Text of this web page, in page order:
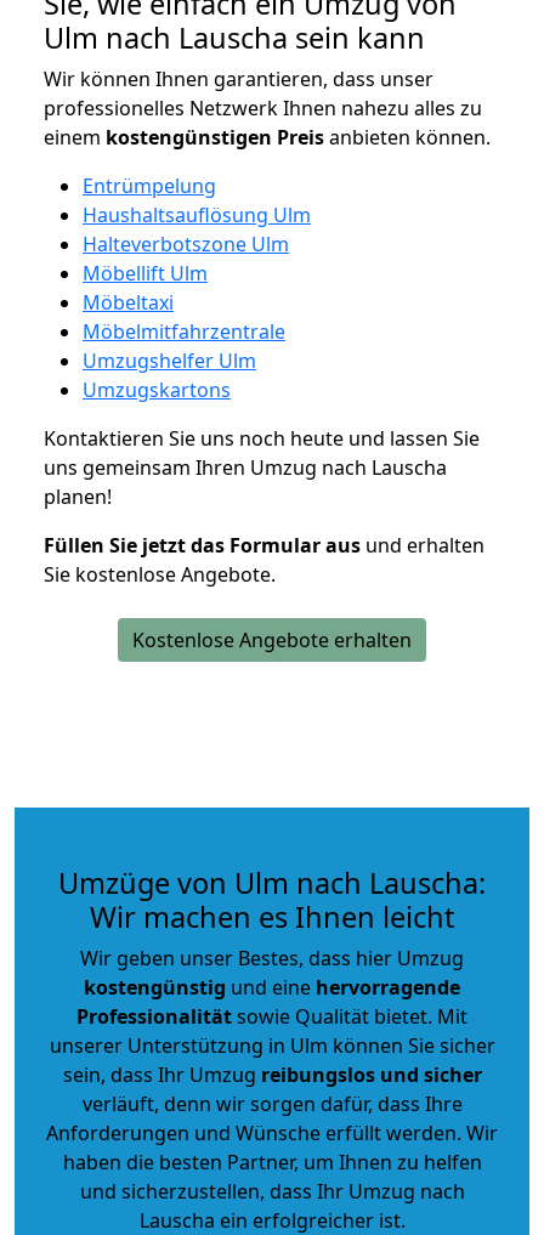
Ulm nach Lauscha sein kann
Wir können Ihnen garantieren, dass unser
professionelles Netzwerk Ihnen nahezu alles zu
einem kostengünstigen Preisanbieten können.
Entrümpelung
Haushaltsauflösung Ulm
Halteverbotszone Ulm
Möbellift Ulm
Möbeltaxi
Möbelmitfahrzentrale
Umzugshelfer Ulm
Umzugskartons
Kontaktieren Sie uns noch heute und lassen Sie
uns gemeinsam Ihren Umzug nach Lauscha
planen!
Füllen Sie jetzt das Formular aus und erhalten
Sie kostenlose Angebote.
Kostenlose Angebote erhalten
Umzüge von Ulm nach Lauscha:
Wir machen es Ihnen leicht
Wir geben unser Bestes, dass hier Umzug
kostengünstig und eine hervorragende
Professionalitätsowie Qualität bietet. Mit
unserer Unterstützung in Ulm können Sie sicher
sein, dass Ihr Umzug reibungslos und sicher
verläuft, denn wir sorgen dafür, dass Ihre
Anforderungen und Wünsche erfüllt werden. Wir
haben die besten Partner, um Ihnen zu helfen
und sicherzustellen, dass Ihr Umzug nach
Lauscha ein erfolgreicher ist.